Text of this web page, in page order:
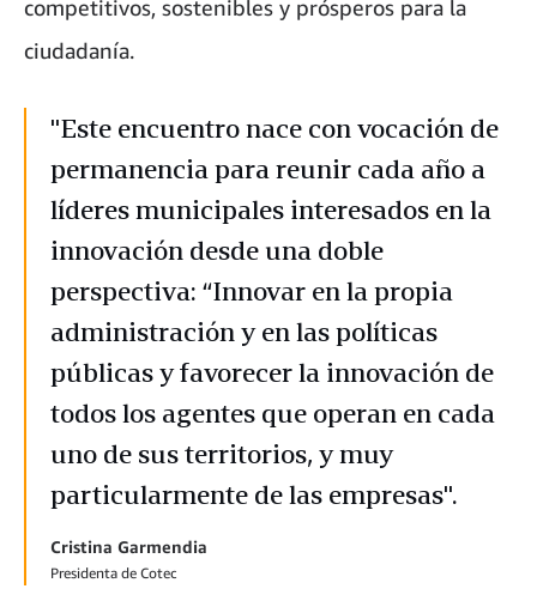
competitivos, sostenibles y prósperos para la
ciudadanía.
"Este encuentro nace con vocación de
permanencia para reunir cada año a
líderes municipales interesados en la
innovación desde una doble
perspectiva: “Innovar en la propia
administración y en las políticas
públicas y favorecer la innovación de
todos los agentes que operan en cada
uno de sus territorios, y muy
particularmente de las empresas".
Cristina Garmendia
Presidenta de Cotec